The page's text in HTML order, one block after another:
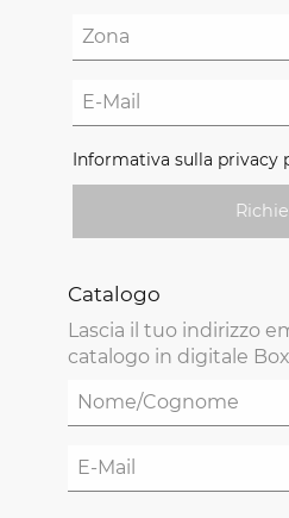
Informativa sulla privacy
Catalogo
Lascia il tuo indirizzo
catalogo in digitale